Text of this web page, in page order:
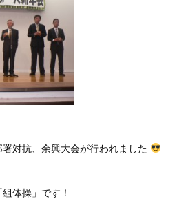
対抗、余興大会が行われました
体操」です！